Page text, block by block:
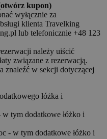
kupon)
wyłącznie za
klienta Travelking
lub telefonicznie +48 123
należy uiścić
związane z rezerwacją.
znaleźć w sekcji dotyczącej
łóżka i
tym dodatkowe łóżko i
- w tym dodatkowe łóżko i